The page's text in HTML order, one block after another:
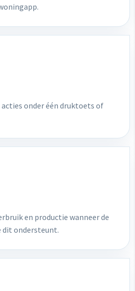
onder één druktoets of
en productie wanneer de
ondersteunt.